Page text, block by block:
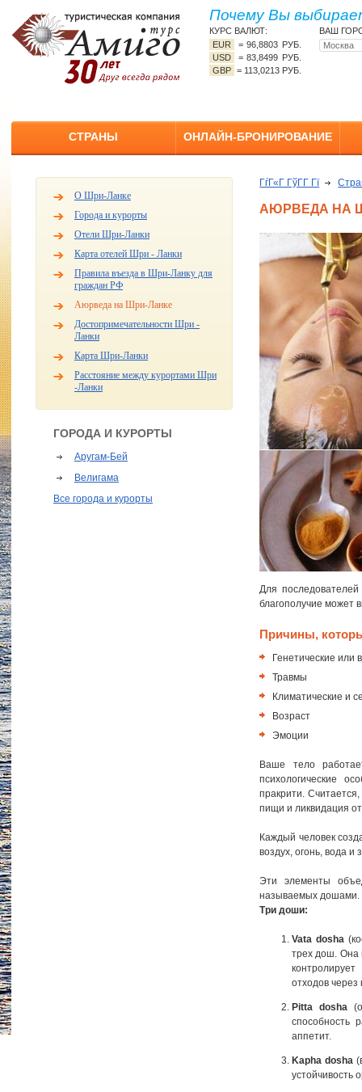
Почему Вы
КУРС ВАЛЮТ:
EUR
=96,8803 РУБ.
USD
=83,8499 РУБ.
GBP = 113,0213 РУБ.
ВАШ
СТРАНЫ ОНЛАЙН-БРОНИРОВАНИЕ
О Шри-Ланке
Города и курорты
Отели Шри-Ланки
Карта отелей Шри - Ланки
Правила въезда в Шри-Ланку для
граждан РФ
Аюрведа на Шри-Ланке
Достопримечательности Шри -
Ланки
Карта Шри-Ланки
Расстояние между курортами Шри
-Ланки
ГОРОДА И КУРОРТЫ
Аругам-Бей
Велигама
Все города и курорты
ГѓГ«Г ГўГ­Г Гї
АЮРВЕДА НА
Для
благополучие может
Причины,
Генетические
Травмы
Климатические и
Возраст
Эмоции
Ваше тело
психологические
пракрити.
пищи и ликвидация
Каждый человек
воздух, огонь, вода и
Эти элементы
называемых дошами.
Три доши:
Vata dosha
трех дош. Она
отходов через
Pitta dosha
способность
аппетит.
Kapha dosha
устойчивость